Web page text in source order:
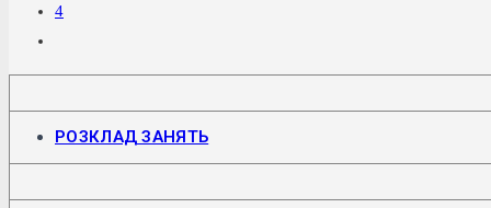
З
ОБМЕЖЕНОЮ
ВІДПОВІДАЛЬНІСТЮ
«ДУБАВА»
4
сторінки
РОЗКЛАД ЗАНЯТЬВідкриється
новій